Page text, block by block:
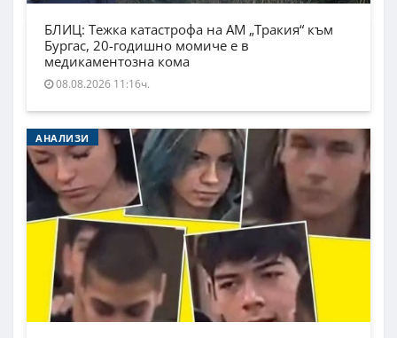
БЛИЦ: Тежка катастрофа на АМ „Тракия“ към
Бургас, 20-годишно момиче е в
медикаментозна кома
08.08.2026 11:16ч.
АНАЛИЗИ